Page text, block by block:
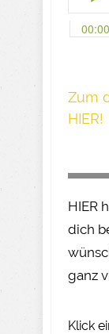
Z um
HIER!
HIER
dich
ganz
Klick